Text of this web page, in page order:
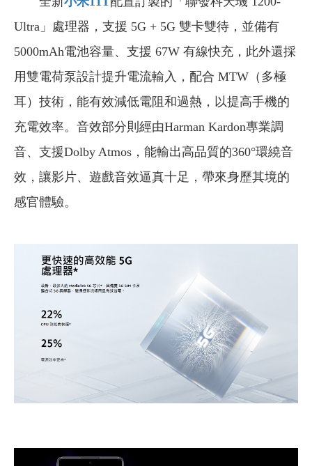
Ultra」處理器，支援 5G + 5G 雙卡雙待，並備有
5000mAh電池容量、支援 67W 有線快充，此外還採
用雙電荷泵設計提升電流輸入，配合 MTW（多極
耳）技術，能有效減低電阻和過熱，以提高手機的
充電效率。音效部分則經由Harman Kardon專業調
音、支援Dolby Atmos，能輸出高品質的360°環繞音
效，讓影片、遊戲音效逼真十足，帶來身歷其境的
感官體驗。